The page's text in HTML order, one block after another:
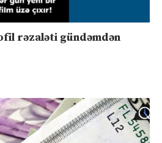
rəzaləti gündəmdən